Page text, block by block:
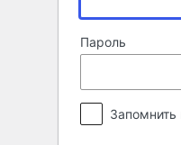
Пароль
Запомнить